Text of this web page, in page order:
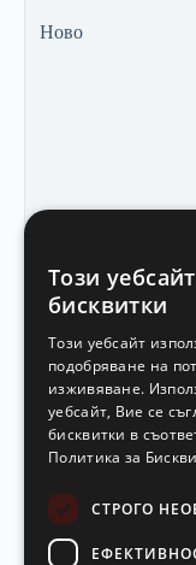
Ново
Kурс
Този
бисквитки
Този уебсайт
подобряване на
изживяване.
уебсайт, Вие се
бисквитки в
Политика за
СТРОГО